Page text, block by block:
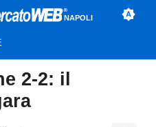
NAPOLI
2-2: il